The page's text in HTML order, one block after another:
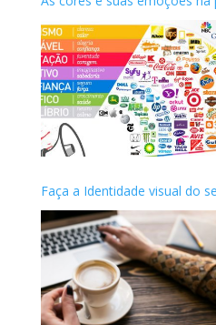
Faça a Identidade visual do